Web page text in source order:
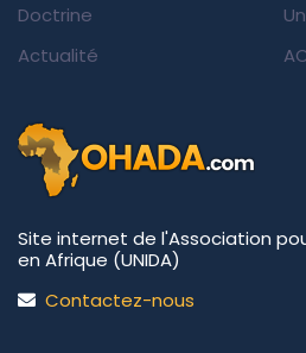
Doctrine
Actualité
Site internet de l'Association
en Afrique (UNIDA)
Contactez-nous